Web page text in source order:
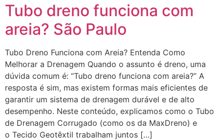
Tubo dreno funciona com
areia? São Paulo
Tubo Dreno Funciona com Areia? Entenda Como
Melhorar a Drenagem Quando o assunto é dreno, uma
dúvida comum é: “Tubo dreno funciona com areia?” A
resposta é sim, mas existem formas mais eficientes de
garantir um sistema de drenagem durável e de alto
desempenho. Neste conteúdo, explicamos como o Tubo
de Drenagem Corrugado (como os da MaxDreno) e
o Tecido Geotêxtil trabalham juntos […]